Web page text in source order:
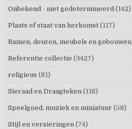
Onbekend - niet gedetermineerd (142)
Plaats of staat van herkomst (117)
Ramen, deuren, meubels en gebouwen
Referentie collectie (3427)
religieus (81)
Sieraad en Draagteken (118)
Speelgoed, muziek en miniatuur (58)
Stijl en versieringen (74)